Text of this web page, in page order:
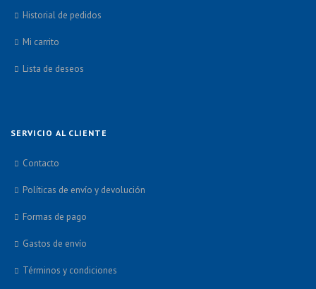
Historial de pedidos
Mi carrito
Lista de deseos
SERVICIO AL CLIENTE
Contacto
Políticas de envío y devolución
Formas de pago
Gastos de envío
Términos y condiciones